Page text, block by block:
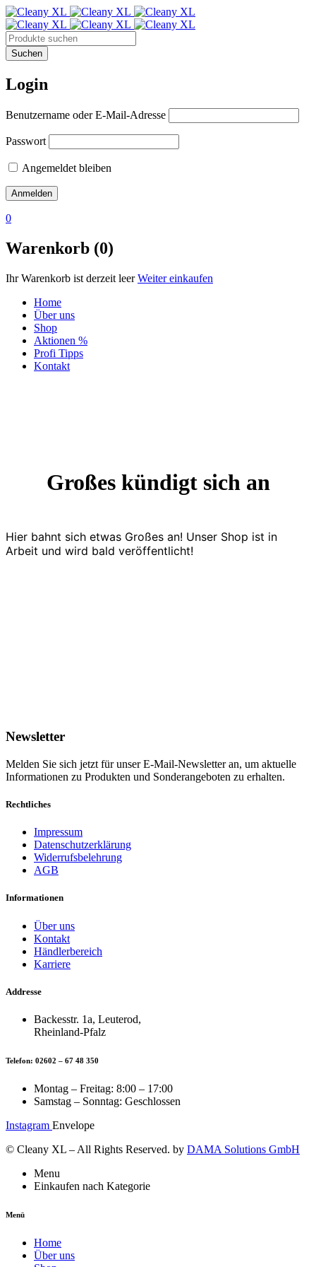
Login
Benutzername oder E-Mail-Adresse
Passwort
Angemeldet bleiben
0
Warenkorb (0)
Ihr Warenkorb ist derzeit leer Weiter einkaufen
Home
Über uns
Shop
Aktionen %
Profi Tipps
Kontakt
Großes kündigt sich an
Hier bahnt sich etwas Großes an! Unser Shop ist in
Arbeit und wird bald veröffentlicht!
Newsletter
Melden Sie sich jetzt für unser E-Mail-Newsletter an, um aktuelle
Informationen zu Produkten und Sonderangeboten zu erhalten.
Rechtliches
Impressum
Datenschutzerklärung
Widerrufsbelehrung
AGB
Informationen
Über uns
Kontakt
Händlerbereich
Karriere
Addresse
Backesstr. 1a, Leuterod,
Rheinland-Pfalz
Telefon: 02602 – 67 48 350
Montag – Freitag: 8:00 – 17:00
Samstag – Sonntag: Geschlossen
Instagram Envelope
© Cleany XL – All Rights Reserved. by DAMA Solutions GmbH
Menu
Einkaufen nach Kategorie
Menü
Home
Über uns